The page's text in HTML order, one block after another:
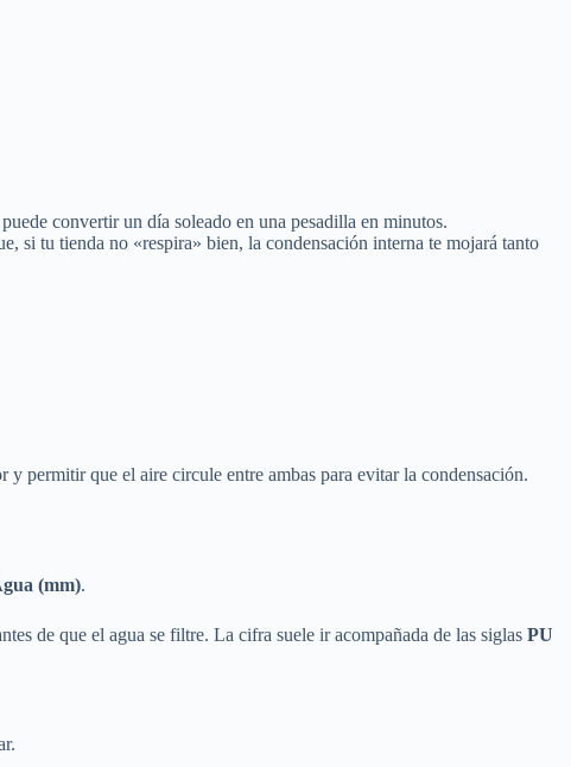
convertir un día soleado en una pesadilla en minutos.
si tu tienda no «respira» bien, la condensación interna te mojará tanto
permitir que el aire circule entre ambas para evitar la condensación.
(mm).
de que el agua se filtre. La cifra suele ir acompañada de las siglas PU